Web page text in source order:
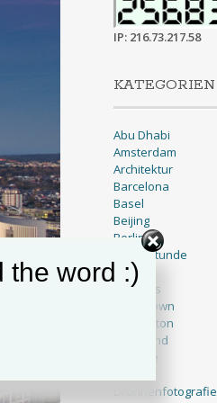
IP: 216.73.217.58
KATEGORIEN
Abu Dhabi
Amsterdam
Architektur
Barcelona
Basel
Beijing
Berlin
Blaue Stunde
BNW
Brussels
Cape Town
Charleston
Cleveland
Cologne
Drohnenfotografie
the word :)